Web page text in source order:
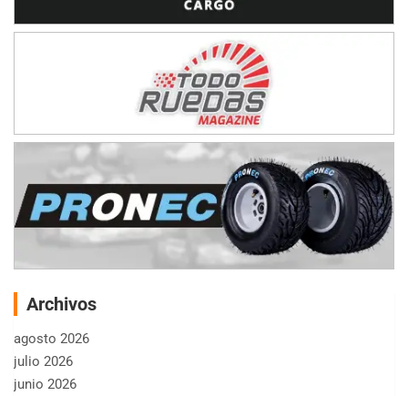
Archivos
agosto 2026
julio 2026
junio 2026